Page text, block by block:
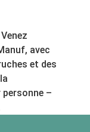
avec
et des
–